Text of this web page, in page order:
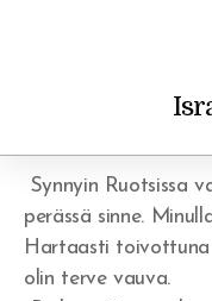
Synnyin Ruotsissa
perässä sinne.
Hartaasti
olin terve vauva.
Profetiat ja unet